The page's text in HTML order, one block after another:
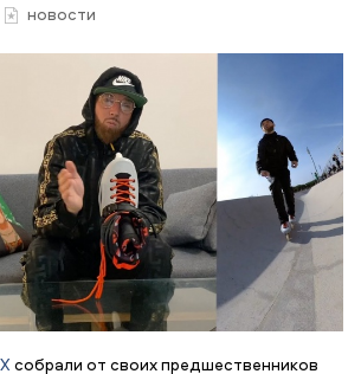
новости
собрали от своих предшественников